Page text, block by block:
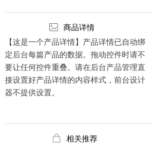
商品详情
【这是一个产品详情】产品详情已自动绑
定后台每篇产品的数据。拖动控件时请不
要让任何控件重叠。请在后台产品管理直
接设置好产品详情的内容样式，前台设计
器不提供设置。
ꂈ
ꂆ 相关推荐